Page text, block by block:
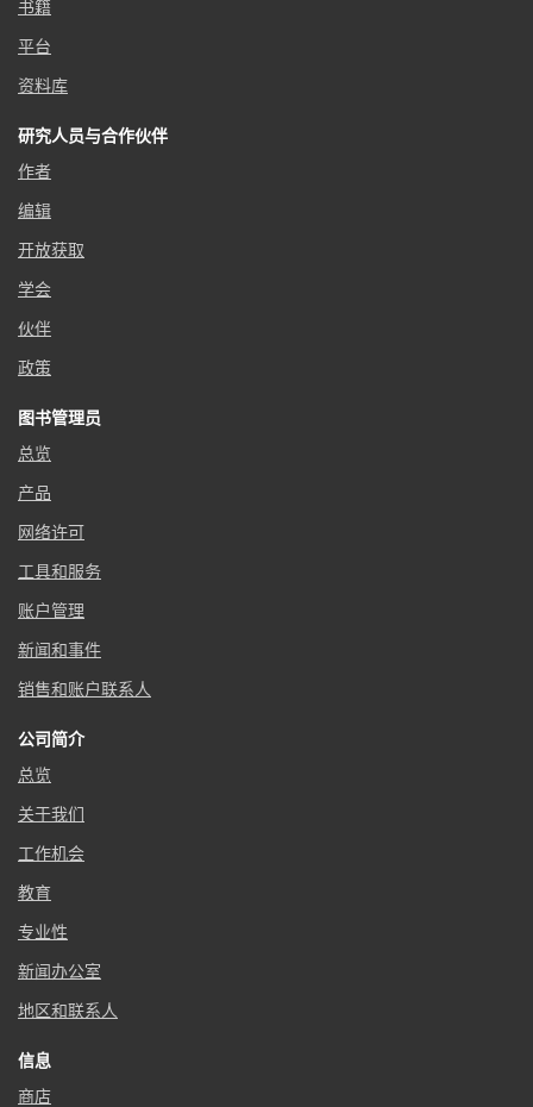
书籍
平台
资料库
研究人员与合作伙伴
作者
编辑
开放获取
学会
伙伴
政策
图书管理员
总览
产品
网络许可
工具和服务
账户管理
新闻和事件
销售和账户联系人
公司简介
总览
关于我们
工作机会
教育
专业性
新闻办公室
地区和联系人
信息
商店